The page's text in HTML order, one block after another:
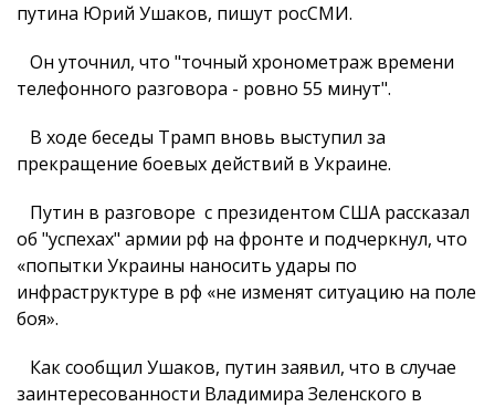
путина Юрий Ушаков, пишут росСМИ.
Он уточнил, что "точный хронометраж времени
телефонного разговора - ровно 55 минут".
В ходе беседы Трамп вновь выступил за
прекращение боевых действий в Украине.
Путин в разговоре с президентом США рассказал
об "успехах" армии рф на фронте и подчеркнул, что
«попытки Украины наносить удары по
инфраструктуре в рф «не изменят ситуацию на поле
боя».
Как сообщил Ушаков, путин заявил, что в случае
заинтересованности Владимира Зеленского в